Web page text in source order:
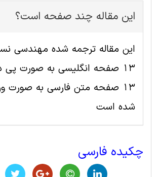
این مقاله چند صفحه است؟
این مقاله ترجمه شده مهندسی
13 صفحه انگلیسی به صورت
13 صفحه متن فارسی به صورت
شده است
چکیده فارسی